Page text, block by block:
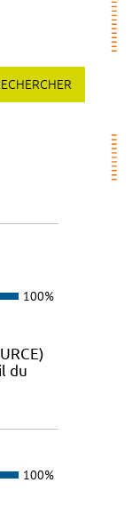
100%
du
100%